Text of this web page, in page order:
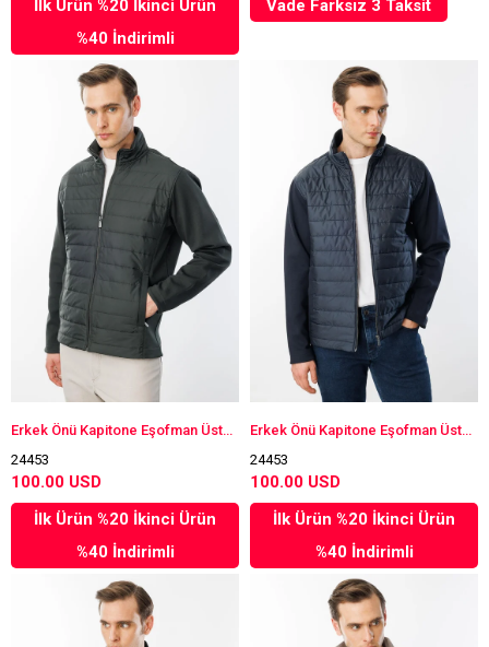
İlk Ürün %20 İkinci Ürün
%40 İndirimli
Vade Farksız 3 Taksit
Erkek Önü Kapitone Eşofman Üstü Haki
24453
100.00 USD
İlk Ürün %20 İkinci Ürün
%40 İndirimli
Erkek Önü Kapitone Eşofman Üstü Lacivert
24453
100.00 USD
İlk Ürün %20 İkinci Ürün
%40 İndirimli